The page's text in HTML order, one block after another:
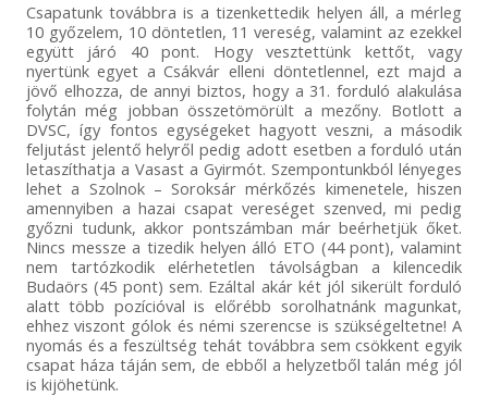
Csapatunk továbbra is a tizenkettedik helyen áll, a mérleg
10 győzelem, 10 döntetlen, 11 vereség, valamint az ezekkel
együtt járó 40 pont. Hogy vesztettünk kettőt, vagy
nyertünk egyet a Csákvár elleni döntetlennel, ezt majd a
jövő elhozza, de annyi biztos, hogy a 31. forduló alakulása
folytán még jobban összetömörült a mezőny. Botlott a
DVSC, így fontos egységeket hagyott veszni, a második
feljutást jelentő helyről pedig adott esetben a forduló után
letaszíthatja a Vasast a Gyirmót. Szempontunkból lényeges
lehet a Szolnok – Soroksár mérkőzés kimenetele, hiszen
amennyiben a hazai csapat vereséget szenved, mi pedig
győzni tudunk, akkor pontszámban már beérhetjük őket.
Nincs messze a tizedik helyen álló ETO (44 pont), valamint
nem tartózkodik elérhetetlen távolságban a kilencedik
Budaörs (45 pont) sem. Ezáltal akár két jól sikerült forduló
alatt több pozícióval is előrébb sorolhatnánk magunkat,
ehhez viszont gólok és némi szerencse is szükségeltetne! A
nyomás és a feszültség tehát továbbra sem csökkent egyik
csapat háza táján sem, de ebből a helyzetből talán még jól
is kijöhetünk.